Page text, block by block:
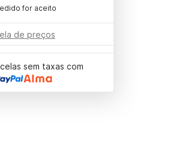
for aceito
de preços
sem taxas com